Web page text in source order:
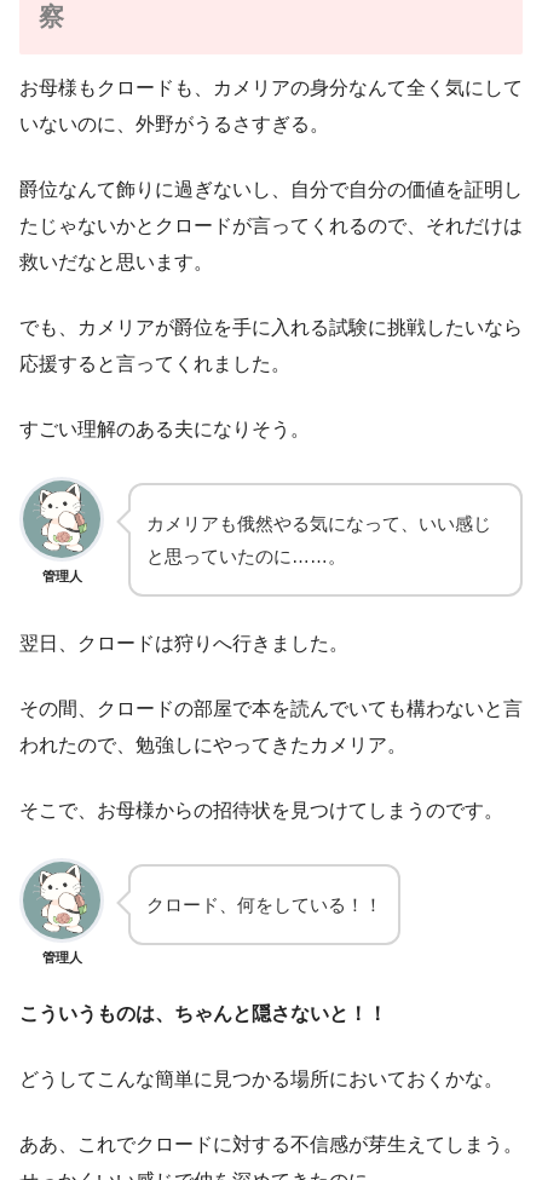
察
お母様もクロードも、カメリアの身分なんて全く気にして
いないのに、外野がうるさすぎる。
爵位なんて飾りに過ぎないし、自分で自分の価値を証明し
たじゃないかとクロードが言ってくれるので、それだけは
救いだなと思います。
でも、カメリアが爵位を手に入れる試験に挑戦したいなら
応援すると言ってくれました。
すごい理解のある夫になりそう。
管理人
カメリアも俄然やる気になって、いい感じ
と思っていたのに……。
翌日、クロードは狩りへ行きました。
その間、クロードの部屋で本を読んでいても構わないと言
われたので、勉強しにやってきたカメリア。
そこで、お母様からの招待状を見つけてしまうのです。
管理人
クロード、何をしている！！
こういうものは、ちゃんと隠さないと！！
どうしてこんな簡単に見つかる場所においておくかな。
ああ、これでクロードに対する不信感が芽生えてしまう。